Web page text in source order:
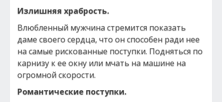
Излишняя храбрость.
Влюбленный мужчина стремится показать
даме своего сердца, что он способен ради нее
на самые рискованные поступки. Подняться по
карнизу к ее окну или мчать на машине на
огромной скорости.
Романтические поступки.